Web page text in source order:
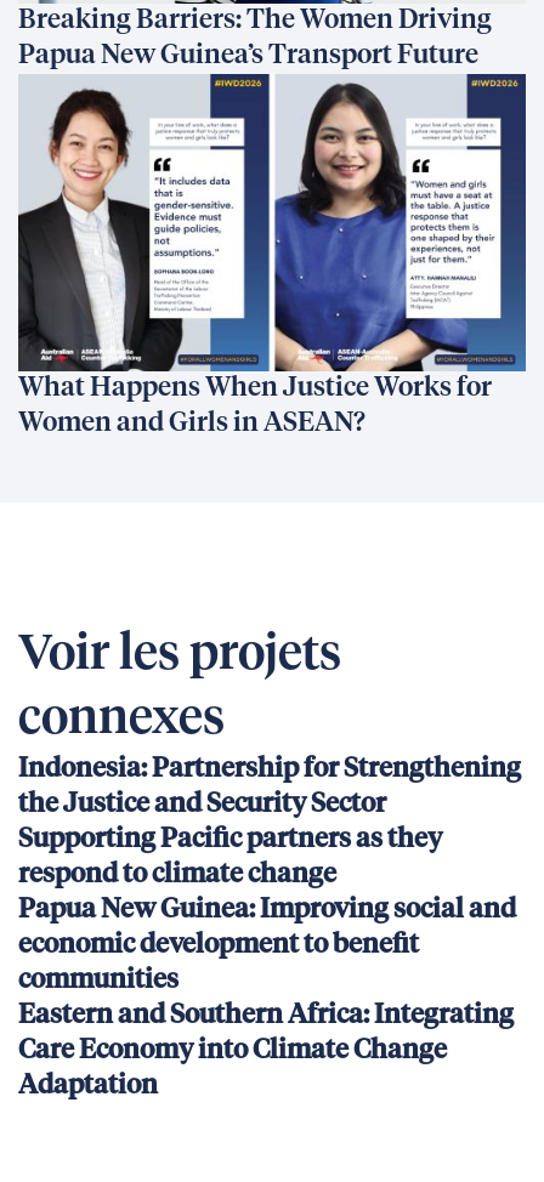
Breaking Barriers: The Women Driving
Papua New Guinea’s Transport Future
What Happens When Justice Works for
Women and Girls in ASEAN?
Voir les projets
connexes
Indonesia: Partnership for Strengthening
the Justice and Security Sector
Supporting Pacific partners as they
respond to climate change
Papua New Guinea: Improving social and
economic development to benefit
communities
Eastern and Southern Africa: Integrating
Care Economy into Climate Change
Adaptation